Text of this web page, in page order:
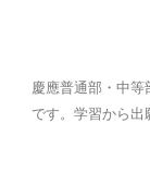
へ
ス
キ
慶應普通部・中
です。学習から